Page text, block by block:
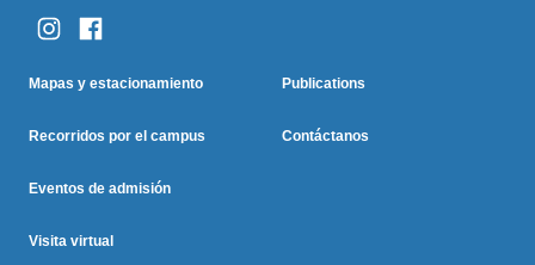
Footer
Columna Uno
Mapas y estacionamiento
Recorridos por el campus
Eventos de admisión
Visita virtual
Columna Dos
Publications
Contáctanos